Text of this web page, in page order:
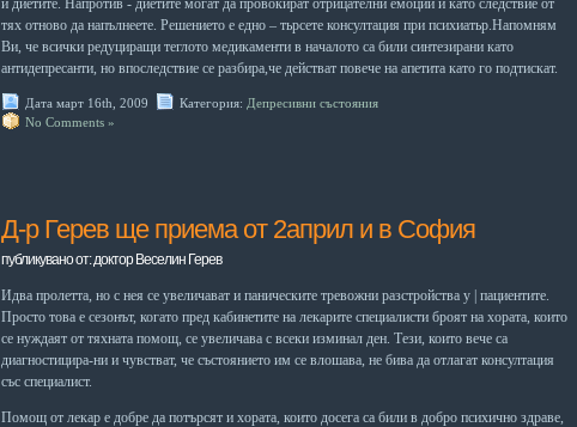
и диетите. Напротив - диетите мо­гат да провокират отри­цателни емоции и като следствие от
тях отново да напълнеете. Решението е едно – тьрсете консултация при психиатьр.Напомням
Ви, че всички редуциращи теглото медикаменти в началото са били синтезирани като
антидепресанти, но впоследствие се разбира,че действат повече на апетита като го подтискат.
Дата март 16th, 2009 Категория: Депресивни състояния
No Comments »
Д-р Герев ще приема от 2април и в София
публикувано от: доктор Веселин Герев
Идва пролетта, но с нея се увеличават и паническите тревожни разстройства у пациентите.
Просто това е сезонът, кога­то пред кабинетите на лекарите специа­листи броят на хората, които
се нуждаят от тяхната помощ, се увеличава с всеки изминал ден. Тези, които вече са
диагностицира-ни и чувстват, че състоянието им се влошава, не бива да отлагат консултация
със специалист.
Помощ от лекар е добре да потърсят и хората, които досега са били в добро психично здраве,